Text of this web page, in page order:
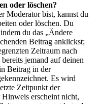
oder löschen?
Moderator bist, kannst du
oder löschen. Du
du das „Ändere
Beitrag anklickst;
Zeitraum nach
jemand auf deinen
Beitrag in der
Es wird
Zeitpunkt der
erscheint nicht,